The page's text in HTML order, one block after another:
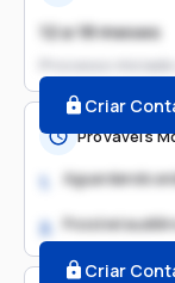
12 a 18 meses
Processo iniciado
Criar
Prováveis
1. Aguardando
2. Possível
Criar